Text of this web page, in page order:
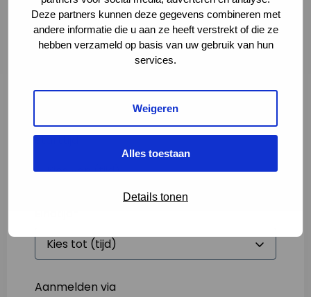
Deze partners kunnen deze gegevens combineren met
andere informatie die u aan ze heeft verstrekt of die ze
hebben verzameld op basis van uw gebruik van hun
services.
Weigeren
Alles toestaan
Details tonen
Starttijd*
Aanmelden via